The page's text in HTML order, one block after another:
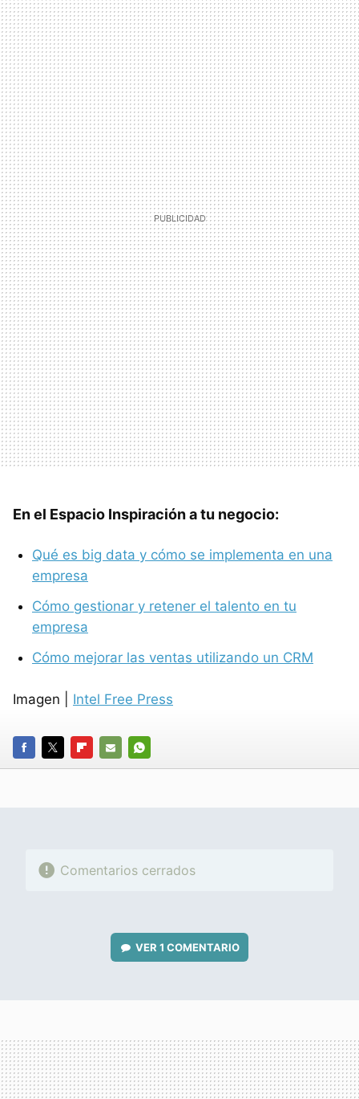
En el Espacio Inspiración a tu negocio:
Qué es big data y cómo se implementa en una
empresa
Cómo gestionar y retener el talento en tu
empresa
Cómo mejorar las ventas utilizando un CRM
Imagen | Intel Free Press
FACEBOOK
TWITTERFLIPBOARD
E-
WHATSAPP
Comentarios cerrados
VER 1 COMENTARIO